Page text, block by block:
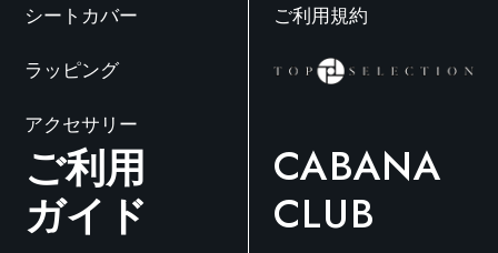
シートカバー
ラッピング
アクセサリー
ご利用規約
ご利用
ガイド
CABANA
CLUB